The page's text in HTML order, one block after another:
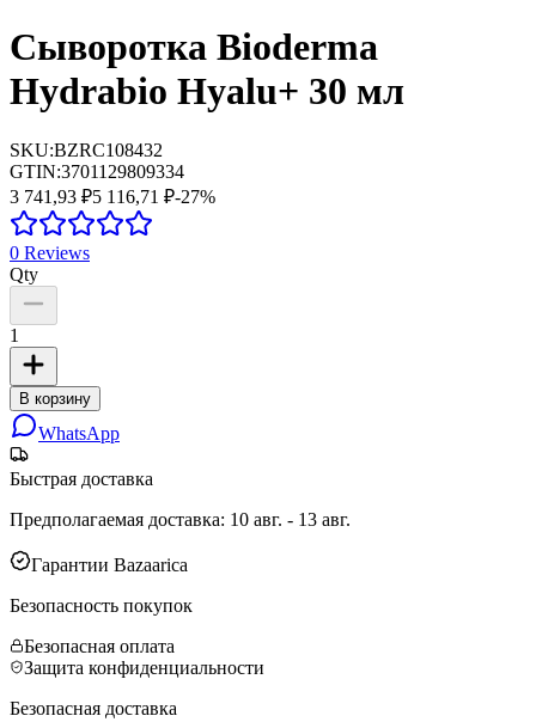
Сыворотка Bioderma
Hydrabio Hyalu+ 30 мл
SKU:BZRC108432
GTIN:3701129809334
3 741,93 ₽5 116,71 ₽-27%
0 Reviews
Qty
1
В корзину
WhatsApp
Быстрая доставка
Предполагаемая доставка: 10 авг. - 13 авг.
Гарантии Bazaarica
Безопасность покупок
Безопасная оплата
Защита конфиденциальности
Безопасная доставка